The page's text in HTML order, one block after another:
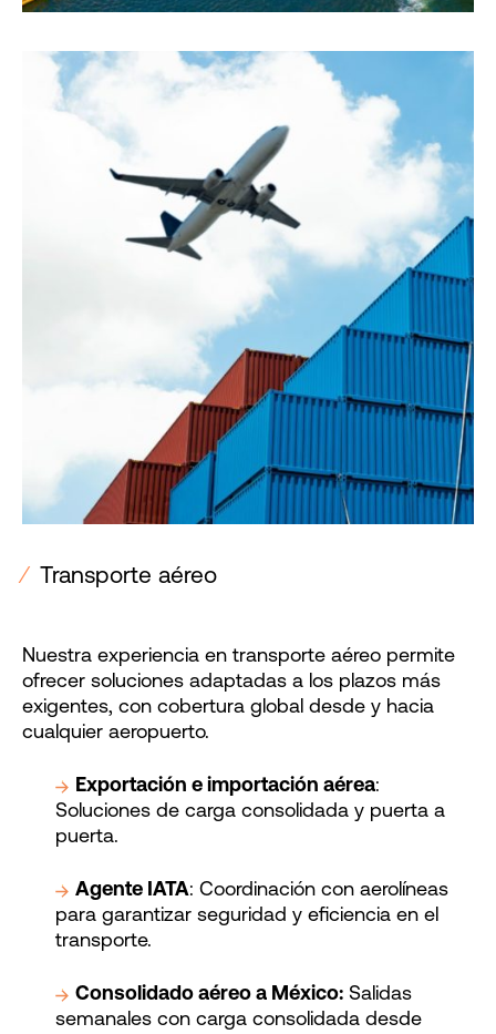
⁄Transporte aéreo
Nuestra experiencia en transporte aéreo permite
ofrecer soluciones adaptadas a los plazos más
exigentes, con cobertura global desde y hacia
cualquier aeropuerto.
Exportación e importación aérea:
Soluciones de carga consolidada y puerta a
puerta.
Agente IATA: Coordinación con aerolíneas
para garantizar seguridad y eficiencia en el
transporte.
Consolidado aéreo a México: Salidas
semanales con carga consolidada desde